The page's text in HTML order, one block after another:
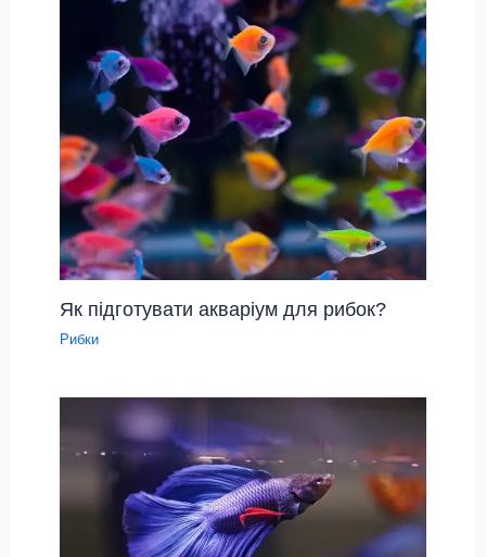
Як підготувати акваріум для рибок?
Рибки